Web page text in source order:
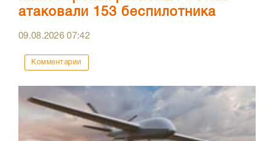
атаковали 153 беспилотника
09.08.202607:42
Комментарии